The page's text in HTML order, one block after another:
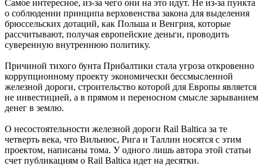
Самое интересное, из-за чего они на это идут. Не из-за пункта
о соблюдении принципа верховенства закона для выделения
брюссельских дотаций, как Польша и Венгрия, которые
рассчитывают, получая европейские деньги, проводить
суверенную внутреннюю политику.
Причиной тихого бунта Прибалтики стала угроза откровенно
коррупционному проекту экономически бессмысленной
железной дороги, строительство которой для Европы является
не инвестицией, а в прямом и переносном смысле зарыванием
денег в землю.
О несостоятельности железной дороги Rail Baltica за те
четверть века, что Вильнюс, Рига и Таллин носятся с этим
проектом, написаны тома. У одного лишь автора этой статьи
счет публикациям о Rail Baltica идет на десятки.